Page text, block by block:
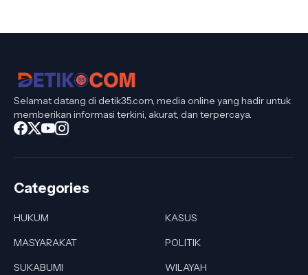
Selamat datang di detik35.com, media online yang hadir untuk
memberikan informasi terkini, akurat, dan terpercaya.
Categories
HUKUM
KASUS
MASYARAKAT
POLITIK
SUKABUMI
WILAYAH